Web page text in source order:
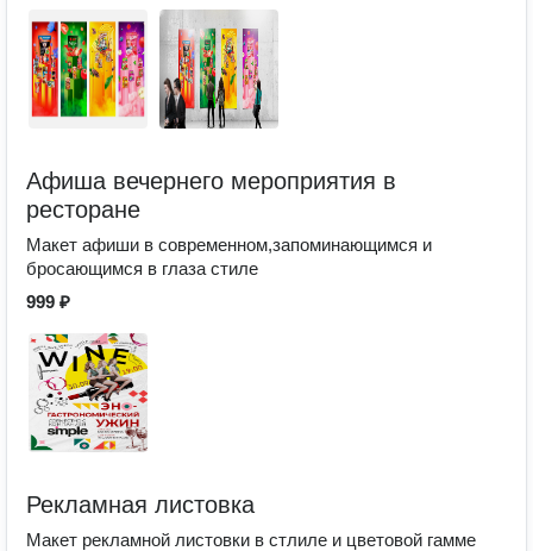
Афиша вечернего мероприятия в
ресторане
Макет афиши в современном,запоминающимся и
бросающимся в глаза стиле
999 ₽
Рекламная листовка
Макет рекламной листовки в стлиле и цветовой гамме